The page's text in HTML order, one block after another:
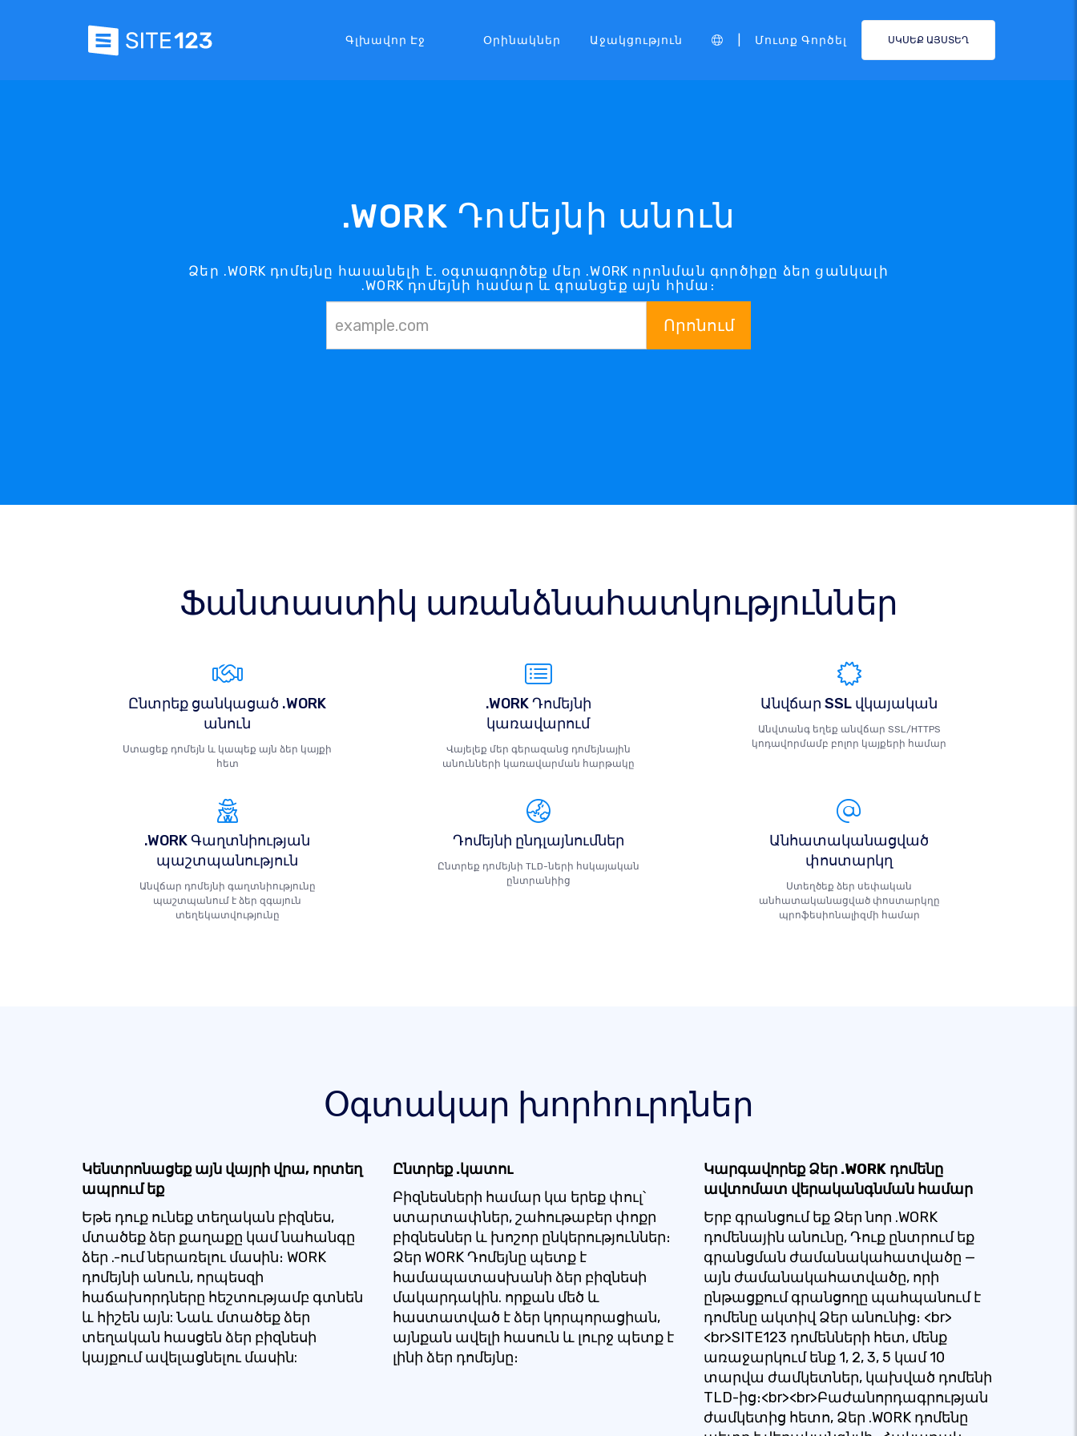
Գլխավոր Էջ Օրինակներ Աջակցություն Մուտք Գործել ՍԿՍԵՔ ԱՅՍՏԵՂ
.WORK Դոմեյնի անուն
Ձեր .WORK դոմեյնը հասանելի է. օգտագործեք մեր .WORK որոնման գործիքը ձեր ցանկալի
.WORK դոմեյնի համար և գրանցեք այն հիմա։
Որոնում
Ֆանտաստիկ առանձնահատկություններ
Ընտրեք ցանկացած .WORK
անուն
Ստացեք դոմեյն և կապեք այն ձեր կայքի
հետ
.WORK Դոմեյնի
կառավարում
Վայելեք մեր գերազանց դոմեյնային
անունների կառավարման հարթակը
Անվճար SSL վկայական
Անվտանգ եղեք անվճար SSL/HTTPS
կոդավորմամբ բոլոր կայքերի համար
.WORK Գաղտնիության
պաշտպանություն
Անվճար դոմեյնի գաղտնիությունը
պաշտպանում է ձեր զգայուն
տեղեկատվությունը
Դոմեյնի ընդլայնումներ
Ընտրեք դոմեյնի TLD-ների հսկայական
ընտրանիից
Անհատականացված
փոստարկղ
Ստեղծեք ձեր սեփական
անհատականացված փոստարկղը
պրոֆեսիոնալիզմի համար
Օգտակար խորհուրդներ
Կենտրոնացեք այն վայրի վրա, որտեղ
ապրում եք
Եթե ​​դուք ունեք տեղական բիզնես,
մտածեք ձեր քաղաքը կամ նահանգը
ձեր .-ում ներառելու մասին։ WORK
դոմեյնի անուն, որպեսզի
հաճախորդները հեշտությամբ գտնեն
և հիշեն այն: Նաև մտածեք ձեր
տեղական հասցեն ձեր բիզնեսի
կայքում ավելացնելու մասին:
Ընտրեք .կատու
Բիզնեսների համար կա երեք փուլ՝
ստարտափներ, շահութաբեր փոքր
բիզնեսներ և խոշոր ընկերություններ։
Ձեր WORK Դոմեյնը պետք է
համապատասխանի ձեր բիզնեսի
մակարդակին. որքան մեծ և
հաստատված է ձեր կորպորացիան,
այնքան ավելի հասուն և լուրջ պետք է
լինի ձեր դոմեյնը։
Կարգավորեք Ձեր .WORK դոմենը
ավտոմատ վերականգնման համար
Երբ գրանցում եք Ձեր նոր .WORK
դոմենային անունը, Դուք ընտրում եք
գրանցման ժամանակահատվածը —
այն ժամանակահատվածը, որի
ընթացքում գրանցողը պահպանում է
դոմենը ակտիվ Ձեր անունից։ <br>
<br>SITE123 դոմենների հետ, մենք
առաջարկում ենք 1, 2, 3, 5 կամ 10
տարվա ժամկետներ, կախված դոմենի
TLD-ից։<br><br>Բաժանորդագրության
ժամկետից հետո, Ձեր .WORK դոմենը